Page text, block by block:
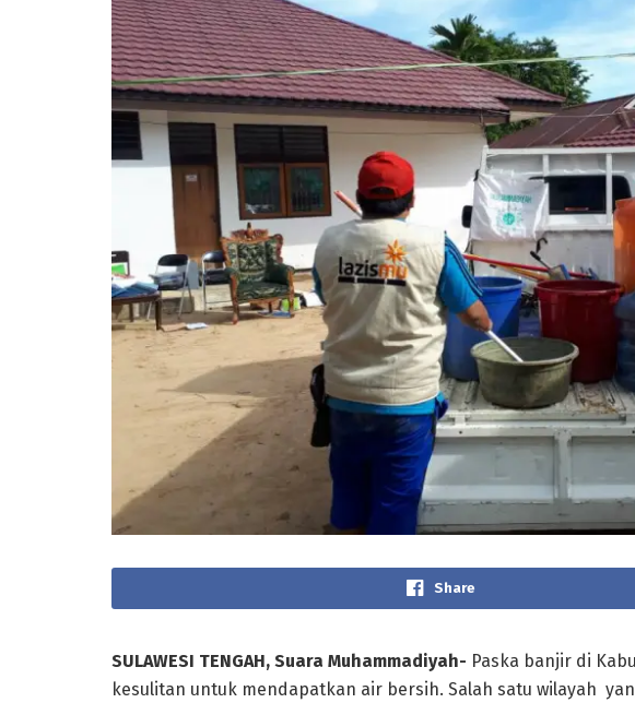
Share
SULAWESI TENGAH, Suara Muhammadiyah- Paska banjir di
kesulitan untuk mendapatkan air bersih. Salah satu wilayah